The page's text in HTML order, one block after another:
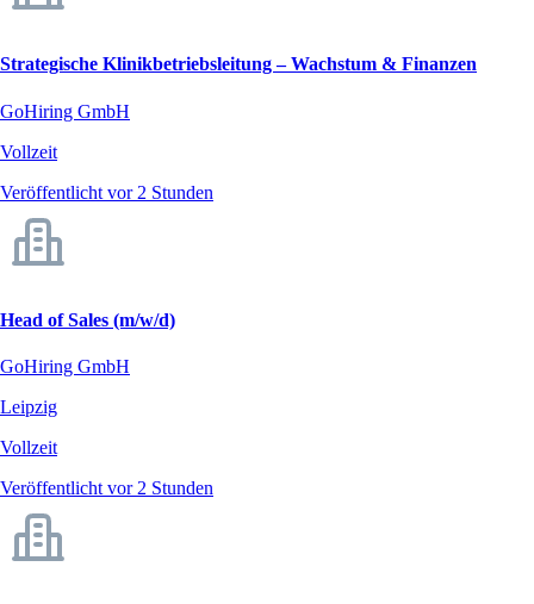
Strategische Klinikbetriebsleitung – Wachstum & Finanzen
GoHiring GmbH
Vollzeit
Veröffentlicht vor 2 Stunden
Head of Sales (m/w/d)
GoHiring GmbH
Leipzig
Vollzeit
Veröffentlicht vor 2 Stunden